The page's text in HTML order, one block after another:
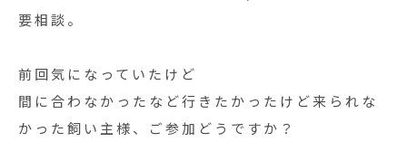
要相談。
前回気になっていたけど
間に合わなかったなど行きたかったけど来られな
かった飼い主様、ご参加どうですか？